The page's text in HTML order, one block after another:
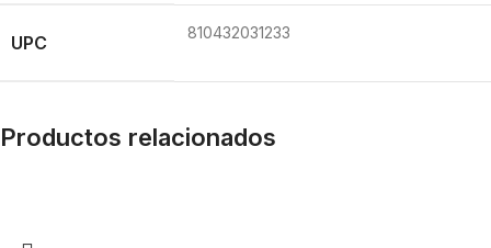
UPC 810432031233
Productos relacionados